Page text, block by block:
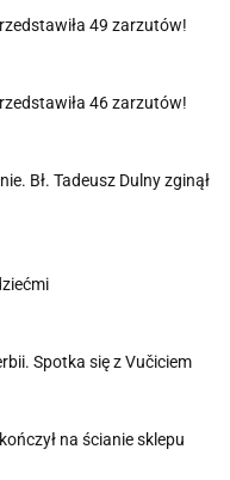
49 zarzutów!
46 zarzutów!
Bł. Tadeusz Dulny zginął
Spotka się z Vučiciem
na ścianie sklepu